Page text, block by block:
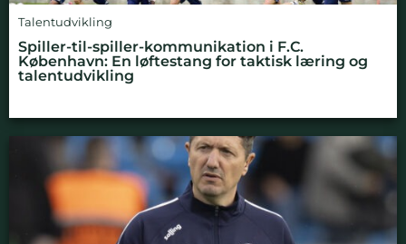
Talentudvikling
Spiller-til-spiller-kommunikation i F.C.
København: En løftestang for taktisk læring og
talentudvikling